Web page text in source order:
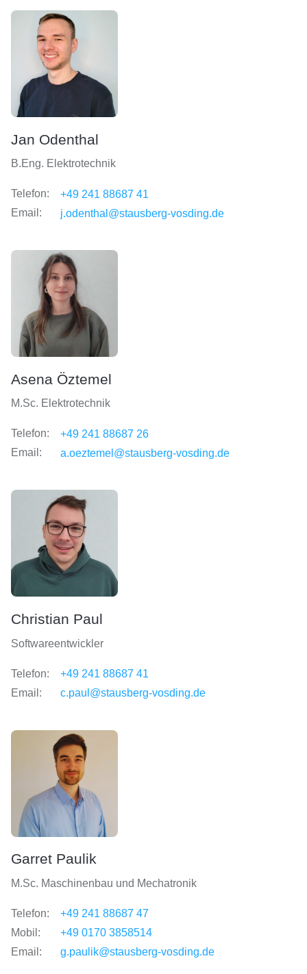
Jan Odenthal
B.Eng. Elektrotechnik
Telefon:
+49 241 88687 41
Email:
j.odenthal@stausberg-vosding.de
Asena Öztemel
M.Sc. Elektrotechnik
Telefon:
+49 241 88687 26
Email:
a.oeztemel@stausberg-vosding.de
Christian Paul
Softwareentwickler
Telefon:
+49 241 88687 41
Email:
c.paul@stausberg-vosding.de
Garret Paulik
M.Sc. Maschinenbau und Mechatronik
Telefon:
+49 241 88687 47
Mobil:
+49 0170 3858514
Email:
g.paulik@stausberg-vosding.de